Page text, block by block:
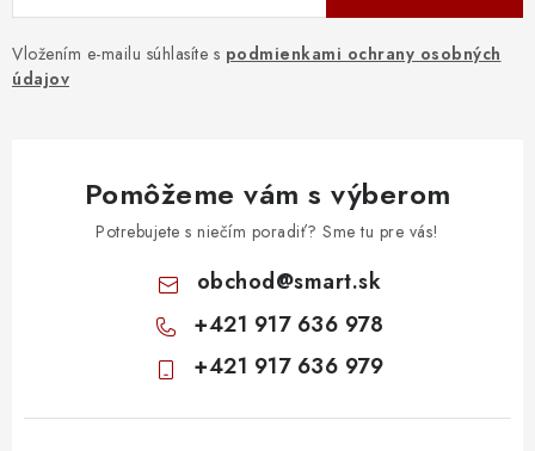
Vložením e-mailu súhlasíte s podmienkami ochrany osobných
údajov
Pomôžeme vám s výberom
Potrebujete s niečím poradiť? Sme tu pre vás!
obchod@smart.sk
+421 917 636 978
+421 917 636 979